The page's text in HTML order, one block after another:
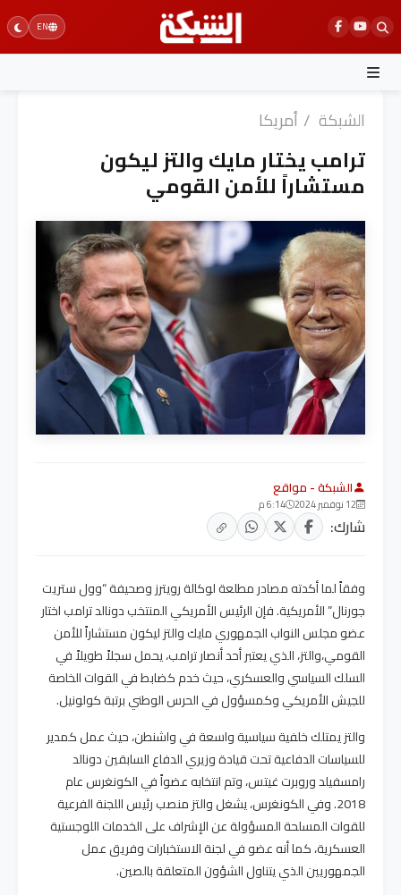
Skip
to
content
EN
الشبكة / أمريكا
ترامب يختار مايك والتز ليكون
مستشاراً للأمن القومي
الشبكة - مواقع
12 نوفمبر 2024 6:14 م
شارك:
وفقاً لما أكدته مصادر مطلعة لوكالة رويترز وصحيفة “وول ستريت
جورنال” الأمريكية. فإن الرئيس الأمريكي المنتخب دونالد ترامب اختار
عضو مجلس النواب الجمهوري مايك والتز ليكون مستشاراً للأمن
القومي،والتز، الذي يعتبر أحد أنصار ترامب، يحمل سجلاً طويلاً في
السلك السياسي والعسكري، حيث خدم كضابط في القوات الخاصة
للجيش الأمريكي وكمسؤول في الحرس الوطني برتبة كولونيل.
والتز يمتلك خلفية سياسية واسعة في واشنطن، حيث عمل كمدير
للسياسات الدفاعية تحت قيادة وزيري الدفاع السابقين دونالد
رامسفيلد وروبرت غيتس، وتم انتخابه عضواً في الكونغرس عام
2018. وفي الكونغرس، يشغل والتز منصب رئيس اللجنة الفرعية
للقوات المسلحة المسؤولة عن الإشراف على الخدمات اللوجستية
العسكرية، كما أنه عضو في لجنة الاستخبارات وفريق عمل
الجمهوريين الذي يتناول الشؤون المتعلقة بالصين.